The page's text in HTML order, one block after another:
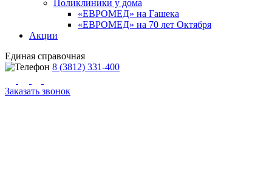
Поликлиники у дома
«ЕВРОМЕД» на Гашека
«ЕВРОМЕД» на 70 лет Октября
Акции
Единая справочная
8 (3812) 331-400
Заказать звонок